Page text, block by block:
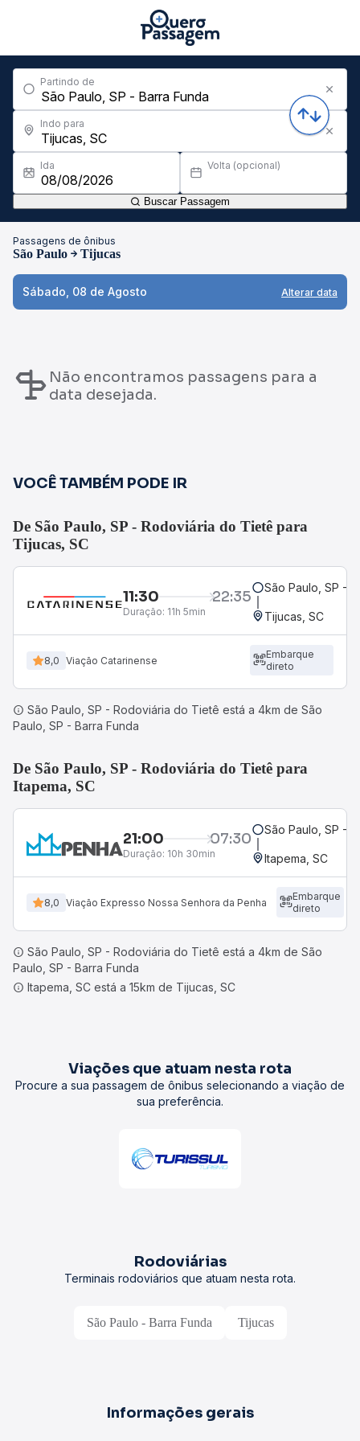
Partindo de
Indo para
Ida Volta (opcional)
Buscar Passagem
Passagens de ônibus
São Paulo Tijucas
Sábado, 08 de Agosto Alterar data
Não encontramos passagens para a
data desejada.
VOCÊ TAMBÉM PODE IR
De São Paulo, SP - Rodoviária do Tietê para
Tijucas, SC
11:30 22:35
Duração: 11h 5min
São Paulo, SP -
Tijucas, SC
8,0 Viação Catarinense
Embarque
direto
São Paulo, SP - Rodoviária do Tietê está a 4km de São
Paulo, SP - Barra Funda
De São Paulo, SP - Rodoviária do Tietê para
Itapema, SC
21:00 07:30
Duração: 10h 30min
São Paulo, SP -
Itapema, SC
8,0 Viação Expresso Nossa Senhora da Penha
Embarque
direto
São Paulo, SP - Rodoviária do Tietê está a 4km de São
Paulo, SP - Barra Funda
Itapema, SC está a 15km de Tijucas, SC
Viações que atuam nesta rota
Procure a sua passagem de ônibus selecionando a viação de
sua preferência.
Rodoviárias
Terminais rodoviários que atuam nesta rota.
São Paulo - Barra Funda Tijucas
Informações gerais